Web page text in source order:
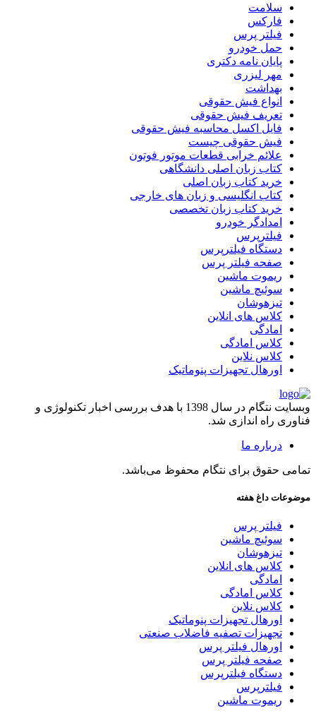
سلامت
فارکس
فیلتر پرس
حمل خودرو
پایان نامه دکتری
مهر لیزری
بهداشت
انواع فیش حقوقی
تعریف فیش حقوقی
فایل اکسل محاسبه فیش حقوقی
فیش حقوقی چیست
علائم خرابی قطعات موتور فوتون
کتاب زبان اصلی دانشگاهی
خرید کتاب زبان اصلی
کتاب انگلیسی و زبان های خارجی
خرید کتاب زبان تخصصی
امدادگر خودرو
فیلترپرس
دستگاه فیلترپرس
صفحه فیلتر پرس
ریموت ماشین
سوئیچ ماشین
تیزهوشان
کلاس های انلاین
امادگی
کلاس امادگی
کلاس نلاین
اورهال تجهیزات پنوماتیک
وبسایت نتگام در سال 1398 با هدف بررسی اخبار تکنولوژی و
فناوری راه اندازی شد.
درباره ما
تمامی حقوق برای نتگام محفوظ می‌باشد.
موضوعات داغ هفته
فیلتر پرس
سوئیچ ماشین
تیزهوشان
کلاس های انلاین
امادگی
کلاس امادگی
کلاس نلاین
اورهال تجهیزات پنوماتیک
تجهیزات تصفیه فاضلاب صنعتی
اورهال فیلتر پرس
صفحه فیلتر پرس
دستگاه فیلترپرس
فیلترپرس
ریموت ماشین